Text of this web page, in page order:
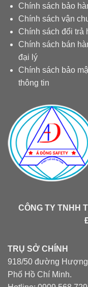
Chính sách bảo
Chính sách vận
Chính sách đổi trả
Chính sách bán
đại lý
Chính sách bảo
thông tin
CÔNG TY TNHH
TRỤ SỞ CHÍNH
918/50 đường
Phố Hồ Chí Minh.